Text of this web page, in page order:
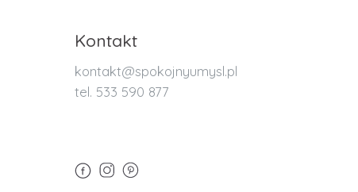
Kontakt
kontakt@spokojnyumysl.pl
tel. 533 590 877